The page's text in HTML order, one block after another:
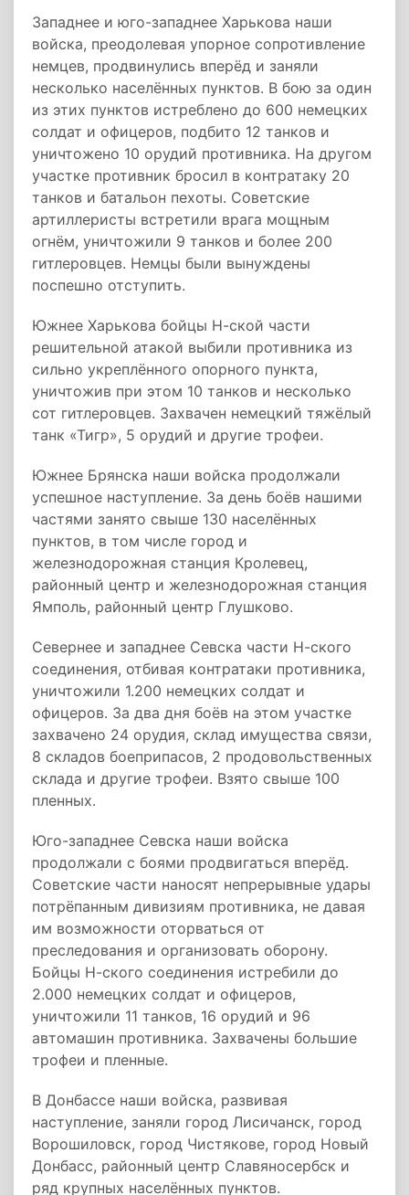
Западнее и юго-западнее Харькова наши
войска, преодолевая упорное сопротивление
немцев, продвинулись вперёд и заняли
несколько населённых пунктов. В бою за один
из этих пунктов истреблено до 600 немецких
солдат и офицеров, подбито 12 танков и
уничтожено 10 орудий противника. На другом
участке противник бросил в контратаку 20
танков и батальон пехоты. Советские
артиллеристы встретили врага мощным
огнём, уничтожили 9 танков и более 200
гитлеровцев. Немцы были вынуждены
поспешно отступить.
Южнее Харькова бойцы Н-ской части
решительной атакой выбили противника из
сильно укреплённого опорного пункта,
уничтожив при этом 10 танков и несколько
сот гитлеровцев. Захвачен немецкий тяжёлый
танк «Тигр», 5 орудий и другие трофеи.
Южнее Брянска наши войска продолжали
успешное наступление. За день боёв нашими
частями занято свыше 130 населённых
пунктов, в том числе город и
железнодорожная станция Кролевец,
районный центр и железнодорожная станция
Ямполь, районный центр Глушково.
Севернее и западнее Севска части Н-ского
соединения, отбивая контратаки противника,
уничтожили 1.200 немецких солдат и
офицеров. За два дня боёв на этом участке
захвачено 24 орудия, склад имущества связи,
8 складов боеприпасов, 2 продовольственных
склада и другие трофеи. Взято свыше 100
пленных.
Юго-западнее Севска наши войска
продолжали с боями продвигаться вперёд.
Советские части наносят непрерывные удары
потрёпанным дивизиям противника, не давая
им возможности оторваться от
преследования и организовать оборону.
Бойцы Н-ского соединения истребили до
2.000 немецких солдат и офицеров,
уничтожили 11 танков, 16 орудий и 96
автомашин противника. Захвачены большие
трофеи и пленные.
В Донбассе наши войска, развивая
наступление, заняли город Лисичанск, город
Ворошиловск, город Чистякове, город Новый
Донбасс, районный центр Славяносербск и
ряд крупных населённых пунктов.